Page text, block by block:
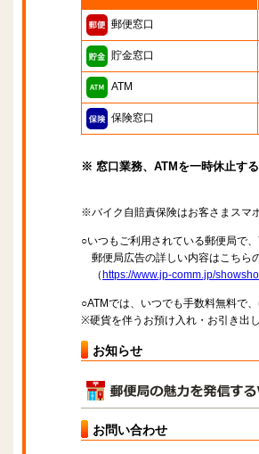
郵便窓口
貯金窓口
ATM
保険窓口
※ 窓口業務、ATMを一時休止する
※バイク自賠責保険はお客さまスマ
○いつもご利用されている郵便局で
郵便局広告の詳しい内容はこちら
（ https://www.jp-comm.jp/
○ATMでは、いつでも手数料無料で
※硬貨を伴うお預け入れ・お引き出
お知らせ
お問い合わせ